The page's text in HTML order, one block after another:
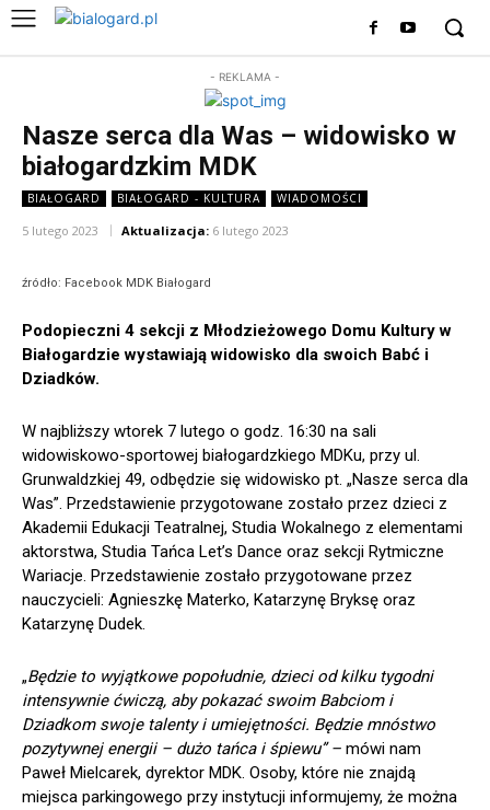
- REKLAMA -
Nasze serca dla Was – widowisko w
białogardzkim MDK
BIAŁOGARD BIAŁOGARD - KULTURA WIADOMOŚCI
5 lutego 2023 Aktualizacja: 6 lutego 2023
źródło: Facebook MDK Białogard
Podopieczni 4 sekcji z Młodzieżowego Domu Kultury w
Białogardzie wystawiają widowisko dla swoich Babć i
Dziadków.
W najbliższy wtorek 7 lutego o godz. 16:30 na sali
widowiskowo-sportowej białogardzkiego MDKu, przy ul.
Grunwaldzkiej 49, odbędzie się widowisko pt. „Nasze serca dla
Was”. Przedstawienie przygotowane zostało przez dzieci z
Akademii Edukacji Teatralnej, Studia Wokalnego z elementami
aktorstwa, Studia Tańca Let’s Dance oraz sekcji Rytmiczne
Wariacje. Przedstawienie zostało przygotowane przez
nauczycieli: Agnieszkę Materko, Katarzynę Bryksę oraz
Katarzynę Dudek.
„Będzie to wyjątkowe popołudnie, dzieci od kilku tygodni
intensywnie ćwiczą, aby pokazać swoim Babciom i
Dziadkom swoje talenty i umiejętności. Będzie mnóstwo
pozytywnej energii – dużo tańca i śpiewu” – mówi nam
Paweł Mielcarek, dyrektor MDK. Osoby, które nie znajdą
miejsca parkingowego przy instytucji informujemy, że można